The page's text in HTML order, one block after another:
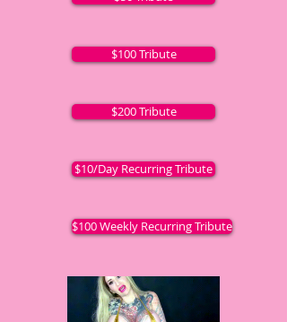
$100 Tribute
$200 Tribute
$10/Day Recurring Tribute
$100 Weekly Recurring Tribute